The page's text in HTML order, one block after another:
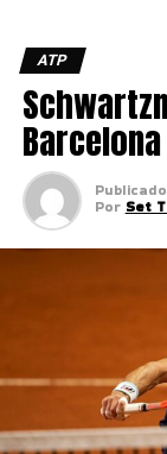
ATP
Barcelona
Publicado
Por Set